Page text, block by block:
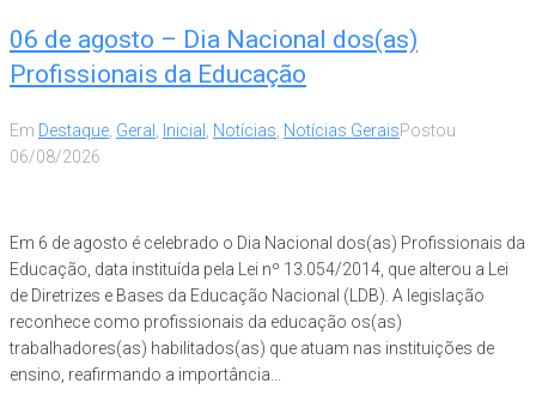
06 de agosto – Dia Nacional dos(as)
Profissionais da Educação
Em Destaque, Geral , Inicial , Notícias, Notícias GeraisPostou
06/08/2026
Em 6 de agosto é celebrado o Dia Nacional dos(as) Profissionais da
Educação, data instituída pela Lei nº 13.054/2014, que alterou a Lei
de Diretrizes e Bases da Educação Nacional (LDB). A legislação
reconhece como profissionais da educação os(as)
trabalhadores(as) habilitados(as) que atuam nas instituições de
ensino, reafirmando a importância...